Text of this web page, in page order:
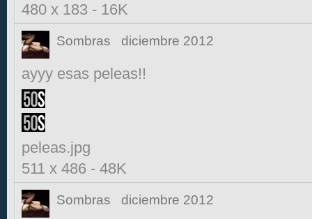
480 x 183 - 16K
Sombras diciembre 2012
ayyy esas peleas!!
peleas.jpg
511 x 486 - 48K
Sombras diciembre 2012